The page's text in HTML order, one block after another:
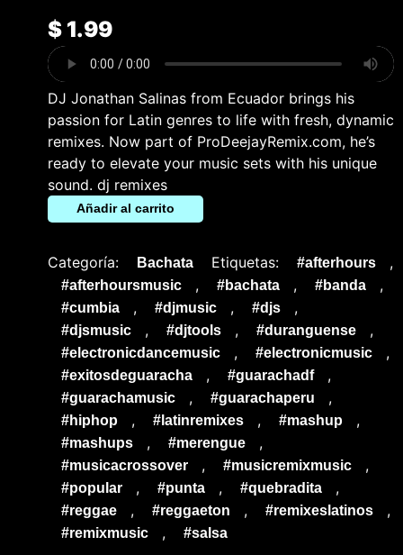
$1.99
DJ Jonathan Salinas from Ecuador brings his
passion for Latin genres to life with fresh, dynamic
remixes. Now part of ProDeejayRemix.com, he’s
ready to elevate your music sets with his unique
sound. dj remixes
Añadir al carrito
Categoría: Bachata Etiquetas: #afterhours ,
#afterhoursmusic , #bachata , #banda ,
#cumbia , #djmusic , #djs ,
#djsmusic , #djtools , #duranguense ,
#electronicdancemusic , #electronicmusic ,
#exitosdeguaracha , #guarachadf ,
#guarachamusic , #guarachaperu ,
#hiphop , #latinremixes , #mashup ,
#mashups , #merengue ,
#musicacrossover , #musicremixmusic ,
#popular , #punta , #quebradita ,
#reggae , #reggaeton , #remixeslatinos ,
#remixmusic , #salsa